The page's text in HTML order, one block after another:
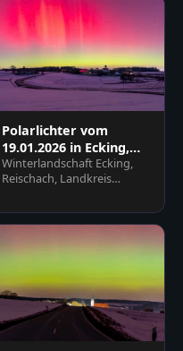
Polarlichter vom
19.01.2026 in Ecking,
Reischach, Altötting
Winterlandschaft Ecking,
Reischach, Landkreis
mit Kirche unter farbigem…